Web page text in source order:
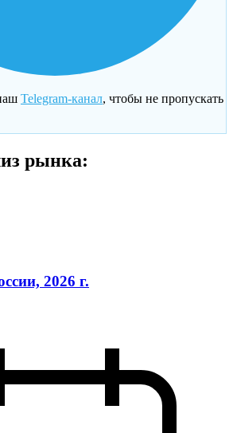
Telegram-канал, чтобы не пропускать
рынка:
2026 г.